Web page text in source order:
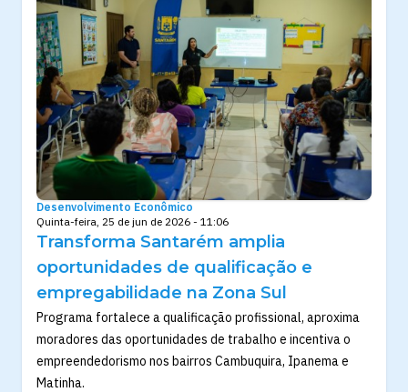
Desenvolvimento Econômico
Quinta-feira, 25 de jun de 2026 - 11:06
Transforma Santarém amplia
oportunidades de qualificação e
empregabilidade na Zona Sul
Programa fortalece a qualificação profissional, aproxima
moradores das oportunidades de trabalho e incentiva o
empreendedorismo nos bairros Cambuquira, Ipanema e
Matinha.